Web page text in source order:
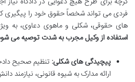
فردی می تواند شخصاً حقوق خود را پیگیری
های حقوقی، شکلی و ماهوی دعاوی، به
استفاده از وکیل مجرب به شدت توصیه می
پیچیدگی های شکلی: تنظیم صحیح
ارائه مدارک به شیوه قانونی، نیازمند